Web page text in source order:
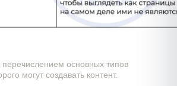
основных типов
могут создавать контент.